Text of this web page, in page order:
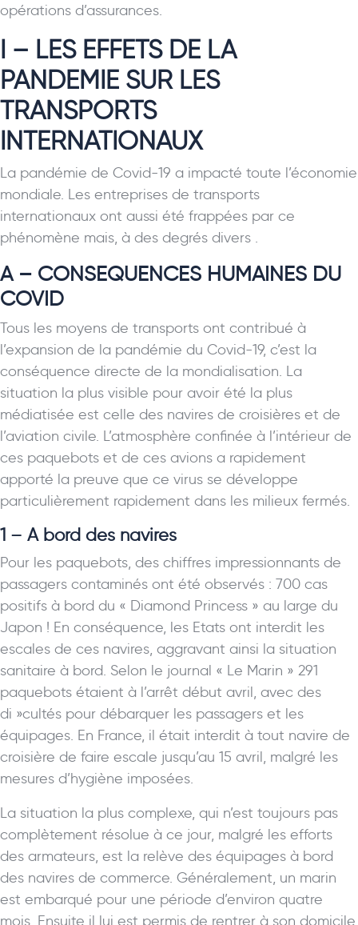
opérations d’assurances.
I – LES EFFETS DE LA
PANDEMIE SUR LES
TRANSPORTS
INTERNATIONAUX
La pandémie de Covid-19 a impacté toute l’économie
mondiale. Les entreprises de transports
internationaux ont aussi été frappées par ce
phénomène mais, à des degrés divers .
A – CONSEQUENCES HUMAINES DU
COVID
Tous les moyens de transports ont contribué à
l’expansion de la pandémie du Covid-19, c’est la
conséquence directe de la mondialisation. La
situation la plus visible pour avoir été la plus
médiatisée est celle des navires de croisières et de
l’aviation civile. L’atmosphère confinée à l’intérieur de
ces paquebots et de ces avions a rapidement
apporté la preuve que ce virus se développe
particulièrement rapidement dans les milieux fermés.
1 – A bord des navires
Pour les paquebots, des chiffres impressionnants de
passagers contaminés ont été observés : 700 cas
positifs à bord du « Diamond Princess » au large du
Japon ! En conséquence, les Etats ont interdit les
escales de ces navires, aggravant ainsi la situation
sanitaire à bord. Selon le journal « Le Marin » 291
paquebots étaient à l’arrêt début avril, avec des
di »cultés pour débarquer les passagers et les
équipages. En France, il était interdit à tout navire de
croisière de faire escale jusqu’au 15 avril, malgré les
mesures d’hygiène imposées.
La situation la plus complexe, qui n’est toujours pas
complètement résolue à ce jour, malgré les efforts
des armateurs, est la relève des équipages à bord
des navires de commerce. Généralement, un marin
est embarqué pour une période d’environ quatre
mois. Ensuite il lui est permis de rentrer à son domicile,